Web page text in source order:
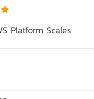
Platform Scales